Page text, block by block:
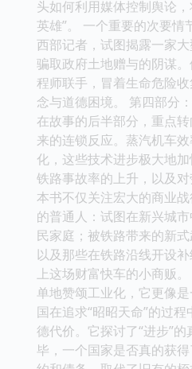
头如何利用媒体控制舆论
英雄”。 一个重要的次要
西部记者，试图揭露一家大
骗取政府土地赠与的阴谋
程师联手，冒着生命危险
念与道德困境。 第四部分
在故事的后半部分，重点
来的连锁反应。蒸汽机车
化，这些技术进步极大地
铁路事故率的上升，以及对
本书不仅关注宏大的商业
的普通人：试图在新兴城
民家庭；被铁路带来的新
以及那些在铁路沿线开设
上这场财富快车的小商贩
单地赞颂工业化，它更像
国在追求“昭昭天命”的过
德代价。它探讨了“进步”
毕，一个国家是否真的获